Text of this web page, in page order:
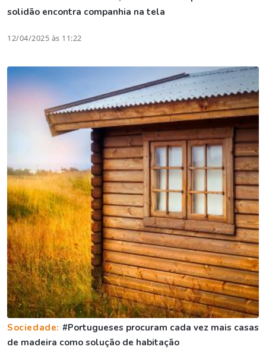
solidão encontra companhia na tela
12/04/2025 às 11:22
Sociedade: #Portugueses procuram cada vez mais casas
de madeira como solução de habitação